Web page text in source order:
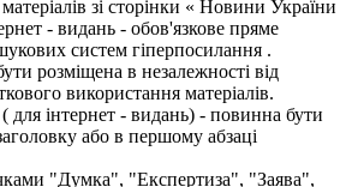
зі сторінки « Новини України
- видань - обов'язкове пряме
систем гіперпосилання .
розміщена в незалежності від
використання матеріалів.
для інтернет - видань) - повинна бути
або в першому абзаці
"Думка", "Експертиза", "Заява",